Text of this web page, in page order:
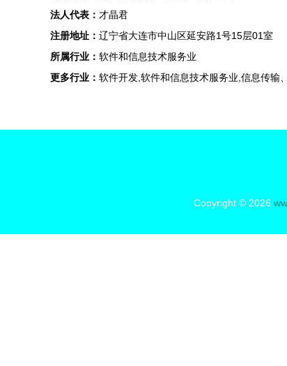
法人代表： 才晶君
注册地址： 辽宁省大连市中山区延安路1号15层01室
所属行业： 软件和信息技术服务业
更多行业： 软件开发,软件和信息技术服务业,信息传输
Copyright © 2026